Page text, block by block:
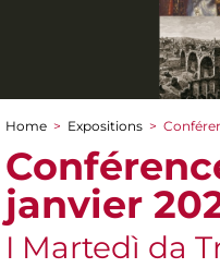
You are here
Home > Expositions >
janvier
I Martedì da